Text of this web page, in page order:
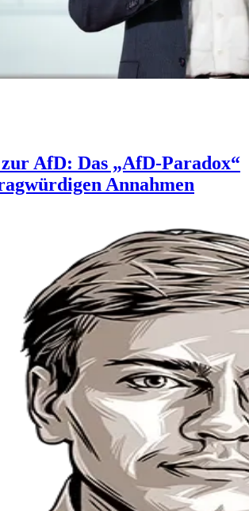
AfD: Das „AfD-Paradox“
Annahmen